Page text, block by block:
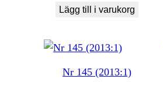
Lägg till i varukorg
Nr 145 (2013:1)